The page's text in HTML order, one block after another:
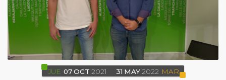
JUE 07OCT 2021 31 MAY2022 MAR